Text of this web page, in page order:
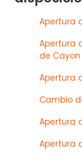
Apertura
Apertura
de Cayon
Apertura
Cambio
Apertura
Apertura